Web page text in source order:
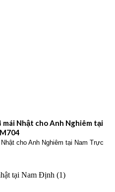
Nhật cho Anh Nghiêm tại
cho Anh Nghiêm tại Nam Trực